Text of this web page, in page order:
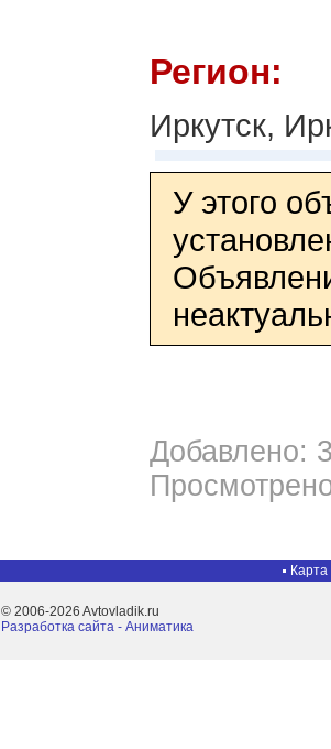
Регион:
Иркутск,
У этого
Добавлено:
Карта
© 2006-2026 Avtovladik.ru
Разработка сайта - Aниматика